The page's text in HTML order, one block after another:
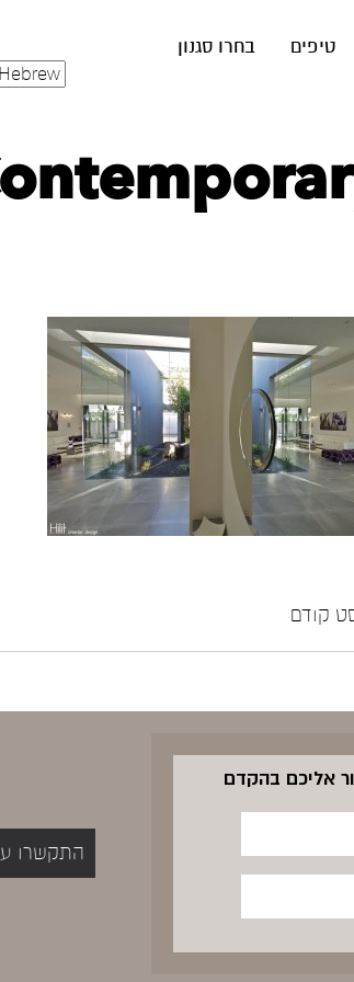
טיפים
בחרו סגנון
קודם
אליכם בהקדם
התקשרו עכשיו